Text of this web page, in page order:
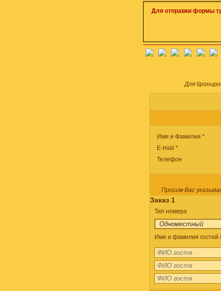
Для отправки формы
Для
Имя и Фамилия *
E-mail *
Телефон
Просим Вас
Заказ 1
Тип номера
Имя и фамилия гостей